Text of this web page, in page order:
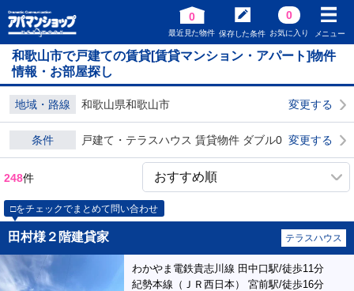
0
最近見た物件 保存した条件
0
お気に入り メニュー
和歌山市で戸建ての賃貸[賃貸マンション・アパート]物件
情報・お部屋探し
地域・路線 和歌山県和歌山市 変更する
条件 戸建て・テラスハウス 賃貸物件 ダブル0 変更する
248件
□をチェックでまとめて問い合わせ
田村様２階建貸家 テラスハウス
わかやま電鉄貴志川線 田中口駅/徒歩11分
紀勢本線（ＪＲ西日本） 宮前駅/徒歩16分